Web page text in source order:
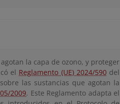
la capa de ozono, y proteger
el Reglamento (UE) 2024/590del
las sustancias que agotan la
2009. Este Reglamento adapta el